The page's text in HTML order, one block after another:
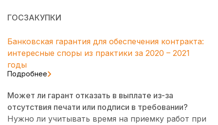
ГОСЗАКУПКИ
Банковская гарантия для обеспечения контракта:
интересные споры из практики за 2020 – 2021
годы
Подробнее
Может ли гарант отказать в выплате из-за
отсутствия печати или подписи в требовании?
Нужно ли учитывать время на приемку работ при